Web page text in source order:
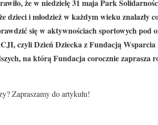
że w niedzielę 31 maja Park
i młodzież w każdym wieku znalazły
się w aktywnościach sportowych pod
czyli Dzień Dziecka z Fundacją Wsparcia
na którą Fundacja corocznie zaprasza
Zapraszamy do artykułu!